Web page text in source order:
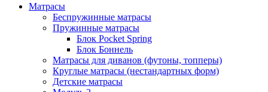
Матрасы
Беспружинные матрасы
Пружинные матрасы
Блок Pocket Spring
Блок Боннель
Матрасы для диванов (футоны, топперы)
Круглые матрасы (нестандартных форм)
Детские матрасы